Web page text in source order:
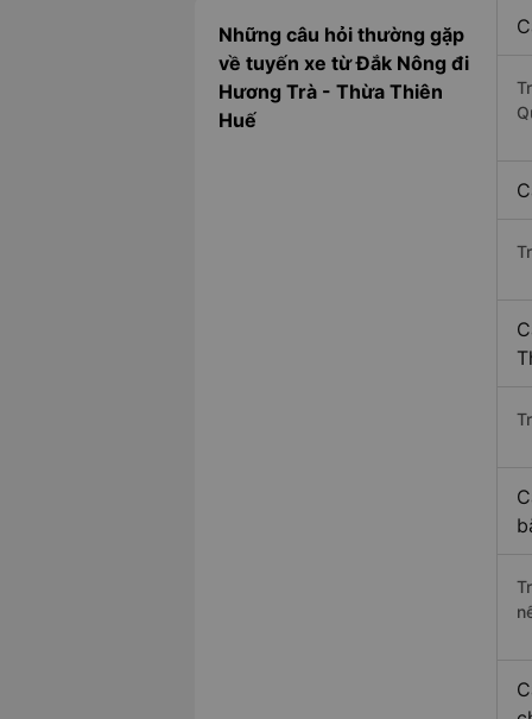
Những câu hỏi thường gặp
về tuyến xe từ Đắk Nông đi
Hương Trà - Thừa Thiên
Huế